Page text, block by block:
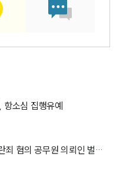
항소심 집행유예
공연음란죄처벌 방어 사례 | 공연음란죄 혐의 공무원 의뢰인 벌금형